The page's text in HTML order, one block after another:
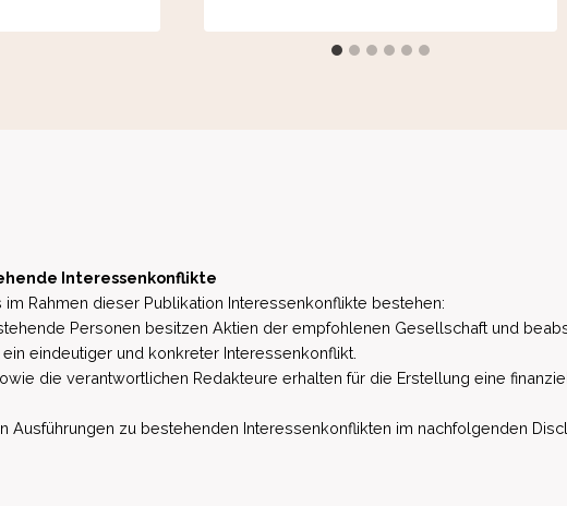
Interessenkonflikte
Rahmen dieser Publikation Interessenkonflikte bestehen:
Personen besitzen Aktien der empfohlenen Gesellschaft und
eindeutiger und konkreter Interessenkonflikt.
die verantwortlichen Redakteure erhalten für die Erstellung eine
Ausführungen zu bestehenden Interessenkonflikten im nachfolgenden